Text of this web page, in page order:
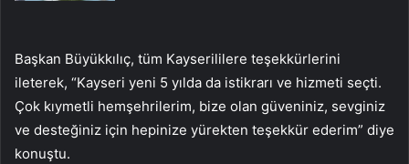
Başkan Büyükkılıç, tüm Kayserililere teşekkürlerini
ileterek, “Kayseri yeni 5 yılda da istikrarı ve hizmeti seçti.
Çok kıymetli hemşehrilerim, bize olan güveniniz, sevginiz
ve desteğiniz için hepinize yürekten teşekkür ederim” diye
konuştu.